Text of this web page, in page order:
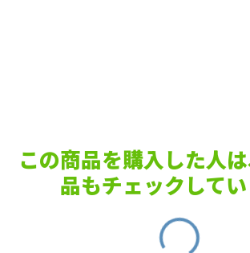
この商品を購入した人
品もチェックして